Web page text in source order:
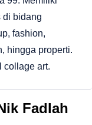
di bidang
fashion,
hingga properti.
collage art.
Fadlah